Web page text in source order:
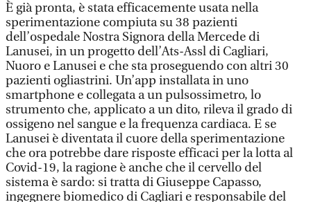
È già pronta, è stata efficacemente usata nella
sperimentazione compiuta su 38 pazienti
dell’ospedale Nostra Signora della Mercede di
Lanusei, in un progetto dell’Ats-Assl di Cagliari,
Nuoro e Lanusei e che sta proseguendo con altri 30
pazienti ogliastrini. Un’app installata in uno
smartphone e collegata a un pulsossimetro, lo
strumento che, applicato a un dito, rileva il grado di
ossigeno nel sangue e la frequenza cardiaca. E se
Lanusei è diventata il cuore della sperimentazione
che ora potrebbe dare risposte efficaci per la lotta al
Covid-19, la ragione è anche che il cervello del
sistema è sardo: si tratta di Giuseppe Capasso,
ingegnere biomedico di Cagliari e responsabile del